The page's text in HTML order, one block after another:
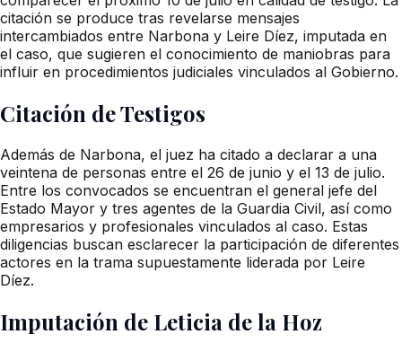
citación se produce tras revelarse mensajes
intercambiados entre Narbona y Leire Díez, imputada en
el caso, que sugieren el conocimiento de maniobras para
influir en procedimientos judiciales vinculados al Gobierno.
Citación de Testigos
Además de Narbona, el juez ha citado a declarar a una
veintena de personas entre el 26 de junio y el 13 de julio.
Entre los convocados se encuentran el general jefe del
Estado Mayor y tres agentes de la Guardia Civil, así como
empresarios y profesionales vinculados al caso. Estas
diligencias buscan esclarecer la participación de diferentes
actores en la trama supuestamente liderada por Leire
Díez.
Imputación de Leticia de la Hoz